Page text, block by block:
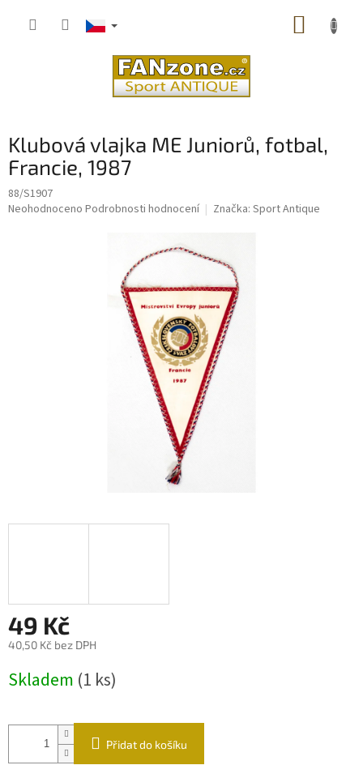
Klubová vlajka ME Juniorů, fotbal,
Francie, 1987
88/S1907
Průměrné
Neohodnoceno Podrobnosti hodnocení Značka: Sport Antique
49 Kč
40,50 Kč bez DPH
cena:
Skladem (1 ks)
Přidat do košíku